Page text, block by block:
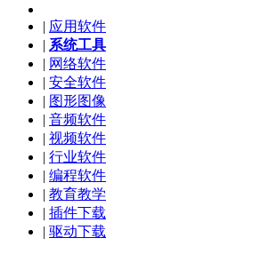
| 应用软件
| 系统工具
| 网络软件
| 安全软件
| 图形图像
| 音频软件
| 视频软件
| 行业软件
| 编程软件
| 教育教学
| 插件下载
| 驱动下载